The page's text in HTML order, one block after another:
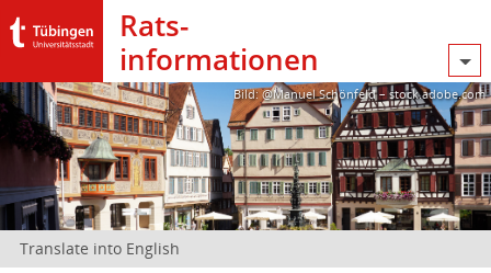
Rats­
informationen
Bild: @Manuel Schönfeld – stock.adobe.com
Translate into English